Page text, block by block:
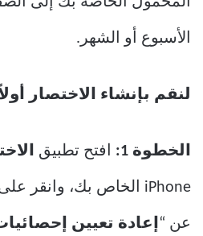
الأسبوع أو الشهر.
لنقم بإنشاء الاختصار
الخطوة 1: افتح تطبيق
iPhone الخاص بك، وانقر على
عن “إعادة تعيين